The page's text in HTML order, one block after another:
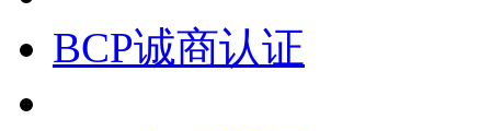
BCP诚商认证